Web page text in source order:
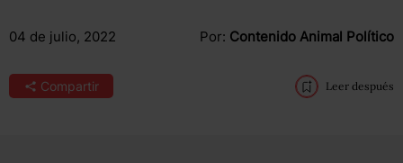
04 de julio, 2022 Por: Contenido Animal Político
Compartir Leer después